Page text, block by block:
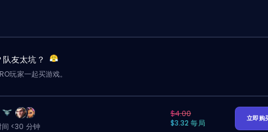
友太坑？
玩家一起买游戏。
<30 分钟
$4.00
$3.32 每局
立即购